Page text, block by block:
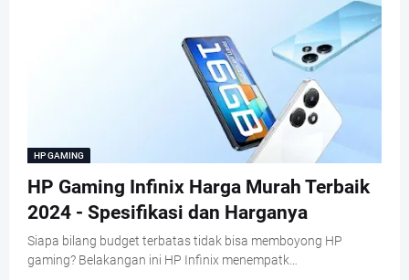
HP GAMING
HP Gaming Infinix Harga Murah Terbaik
2024 - Spesifikasi dan Harganya
Siapa bilang budget terbatas tidak bisa memboyong HP
gaming? Belakangan ini HP Infinix menempatk…